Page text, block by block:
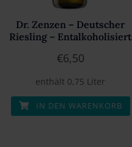
Dr. Zenzen – Deutscher
Riesling – Entalkoholisiert
€6,50
enthält 0,75 Liter
IN DEN WARENKORB